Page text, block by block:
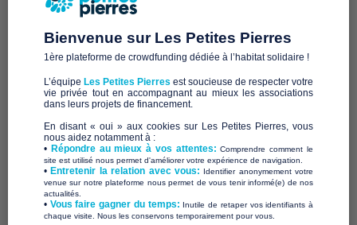
Logement humide : Que faire
en tant que locataire ?
Les éléments importants à retenir
précarité énergétiquetouche environ chaque année,
depuis 5 ans,12 % des ménages en France . En tant que
locataire, il est essentiel de saisir vos droits et les mesures à
Bienvenue sur Les Petites Pierres
1ère plateforme de crowdfunding dédiée à l’habitat solidaire !
L’équipe Les Petites Pierres est soucieuse de respecter votre
vie privée tout en accompagnant au mieux les associations
dans leurs projets de financement.
En disant « oui » aux cookies sur Les Petites Pierres, vous
nous aidez notamment à :
• Répondre au mieux à vos attentes:Comprendre comment le
site est utilisé nous permet d'améliorer votre expérience de navigation.
•Entretenir la relation avec vous: Identifier anonymement votre
venue sur notre plateforme nous permet de vous tenir informé(e) de nos
actualités.
​• Vous faire gagner du temps: Inutile de retaper vos identifiants à
chaque visite. Nous les conservons temporairement pour vous.